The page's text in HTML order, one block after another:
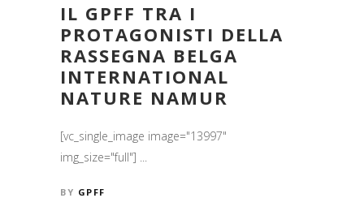
IL GPFF TRA I
PROTAGONISTI DELLA
RASSEGNA BELGA
INTERNATIONAL
NATURE NAMUR
[vc_single_image image="13997"
img_size="full"] ...
BY GPFF